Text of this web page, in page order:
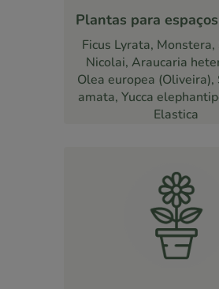
Plantas para
Ficus Lyrata,
Nicolai, Araucaria
Olea europea (Oliveira),
amata, Yucca
Elastica